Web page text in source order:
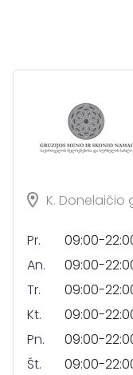
K. Donelaičio
Pr.
09:00-
An.
09:00-
Tr.
09:00-
Kt.
09:00-
Pn.
09:00-
Št.
09:00-